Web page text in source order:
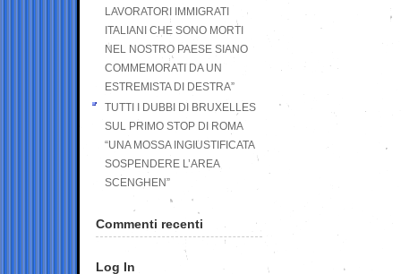
LAVORATORI IMMIGRATI
ITALIANI CHE SONO MORTI
NEL NOSTRO PAESE SIANO
COMMEMORATI DA UN
ESTREMISTA DI DESTRA”
TUTTI I DUBBI DI BRUXELLES
SUL PRIMO STOP DI ROMA
“UNA MOSSA INGIUSTIFICATA
SOSPENDERE L’AREA
SCENGHEN”
Commenti recenti
Log In